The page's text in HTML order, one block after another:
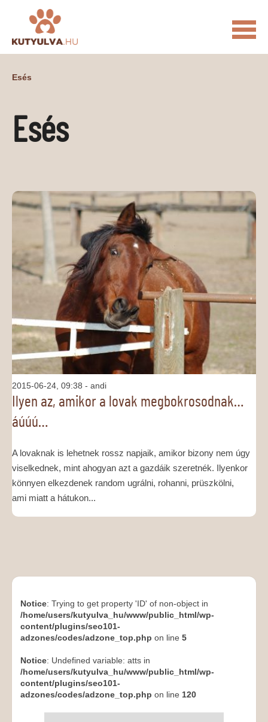
KUTYULVA – HÍREK
CUKI
ÁLLATI ELEDELEK ÁLLATI FELSZERELÉSEK
ÁLLATI SZOLGÁLTATÁSOK
PR CIKKEK
MÉDIAAJÁNLAT
KAPCSOLAT
Esés
Esés
2015-06-24, 09:38 - andi
Ilyen az, amikor a lovak megbokrosodnak…
áúúú…
A lovaknak is lehetnek rossz napjaik, amikor bizony nem úgy
viselkednek, mint ahogyan azt a gazdáik szeretnék. Ilyenkor
könnyen elkezdenek random ugrálni, rohanni, prüszkölni,
ami miatt a hátukon...
Notice: Trying to get property 'ID' of non-object in
/home/users/kutyulva_hu/www/public_html/wp-
content/plugins/seo101-
adzones/codes/adzone_top.php on line 5
Notice: Undefined variable: atts in
/home/users/kutyulva_hu/www/public_html/wp-
content/plugins/seo101-
adzones/codes/adzone_top.php on line 120